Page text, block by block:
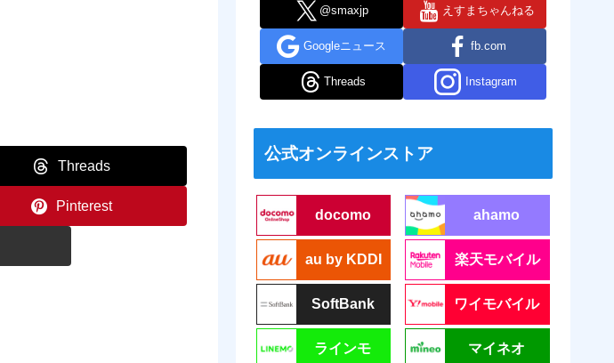
Threads
Pinterest
@smaxjp えすまちゃんねる
Googleニュース fb.com
Threads Instagram
公式オンラインストア
docomo ahamo
au by KDDI 楽天モバイル
SoftBank ワイモバイル
ラインモ マイネオ